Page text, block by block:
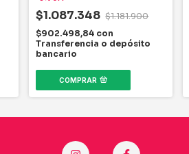
$1.087.348 $1.181.900
$902.498,84 con
Transferencia o depósito
bancario
COMPRAR